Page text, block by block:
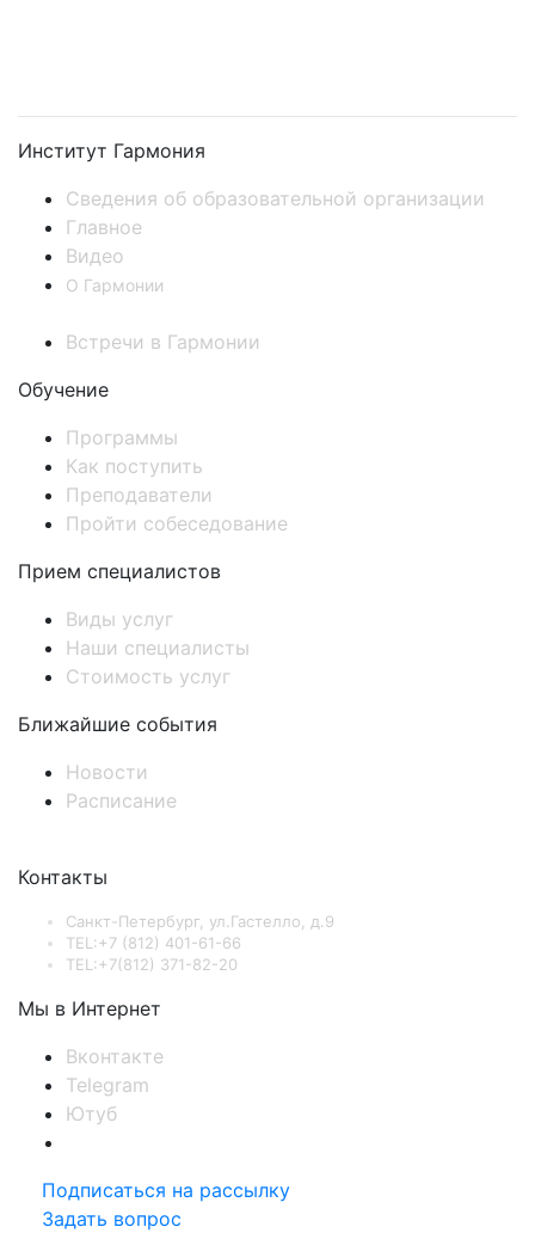
Институт Гармония
Сведения об образовательной организации
Главное
Видео
О Гармонии
Встречи в Гармонии
Обучение
Программы
Как поступить
Преподаватели
Пройти собеседование
Прием специалистов
Виды услуг
Наши специалисты
Стоимость услуг
Ближайшие события
Новости
Расписание
Контакты
Санкт-Петербург, ул.Гастелло, д.9
TEL:+7 (812) 401-61-66
TEL:+7(812) 371-82-20
Мы в Интернет
Вконтакте
Telegram
Ютуб
Подписаться на рассылку
Задать вопрос